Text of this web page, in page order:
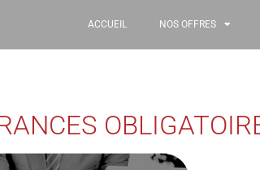
ACCUEIL NOS OFFRES